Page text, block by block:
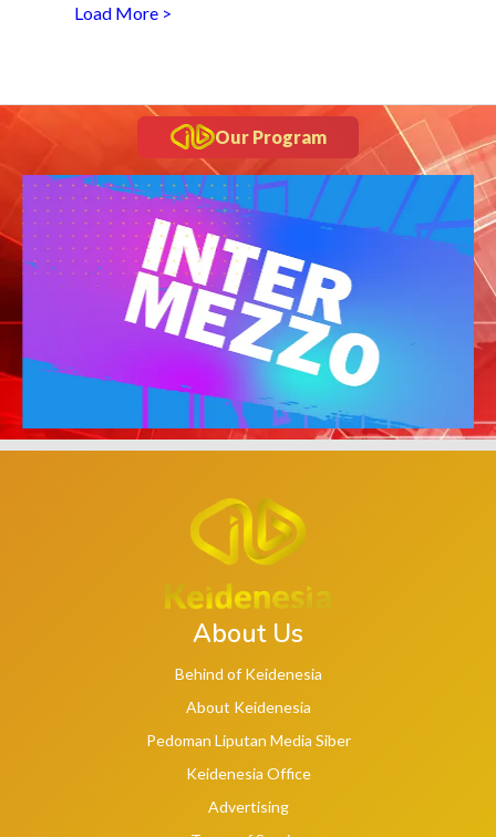
Load More >
Our Program
About Us
Behind of Keidenesia
About Keidenesia
Pedoman Liputan Media Siber
Keidenesia Office
Advertising